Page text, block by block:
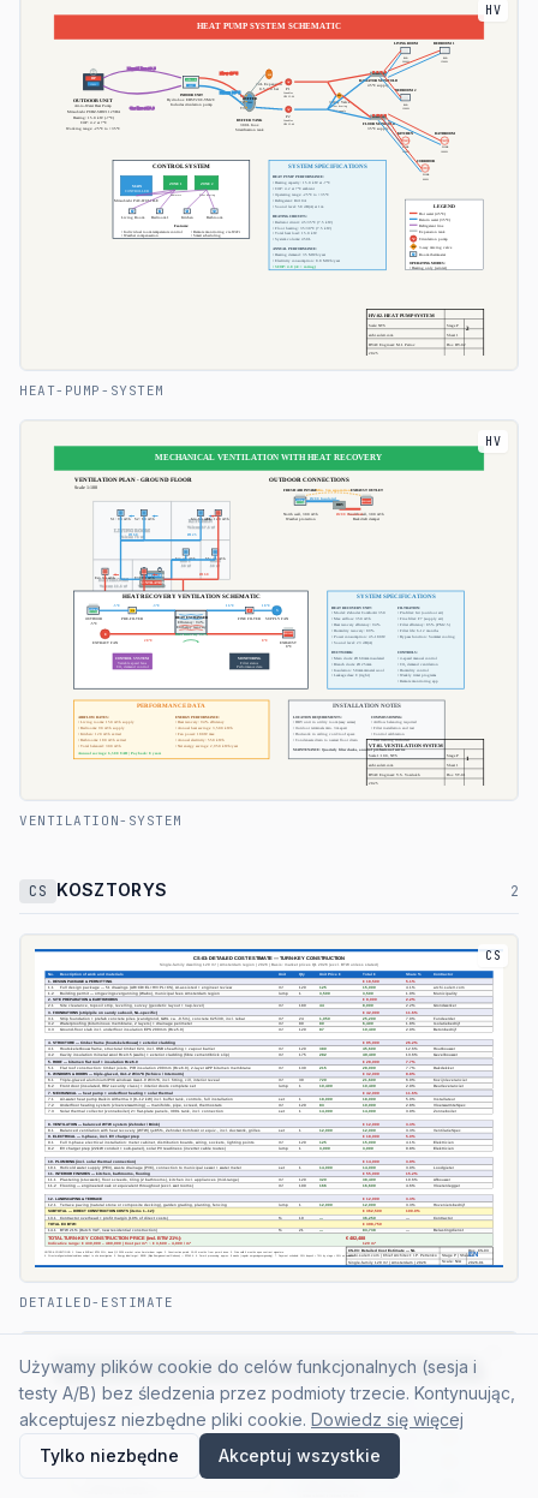
HV
HEAT-PUMP-SYSTEM
HV
VENTILATION-SYSTEM
CS KOSZTORYS 2
CS
DETAILED-ESTIMATE
Używamy plików cookie do celów funkcjonalnych (sesja i
testy A/B) bez śledzenia przez podmioty trzecie. Kontynuując,
akceptujesz niezbędne pliki cookie. Dowiedz się więcej
Tylko niezbędne
Akceptuj wszystkie